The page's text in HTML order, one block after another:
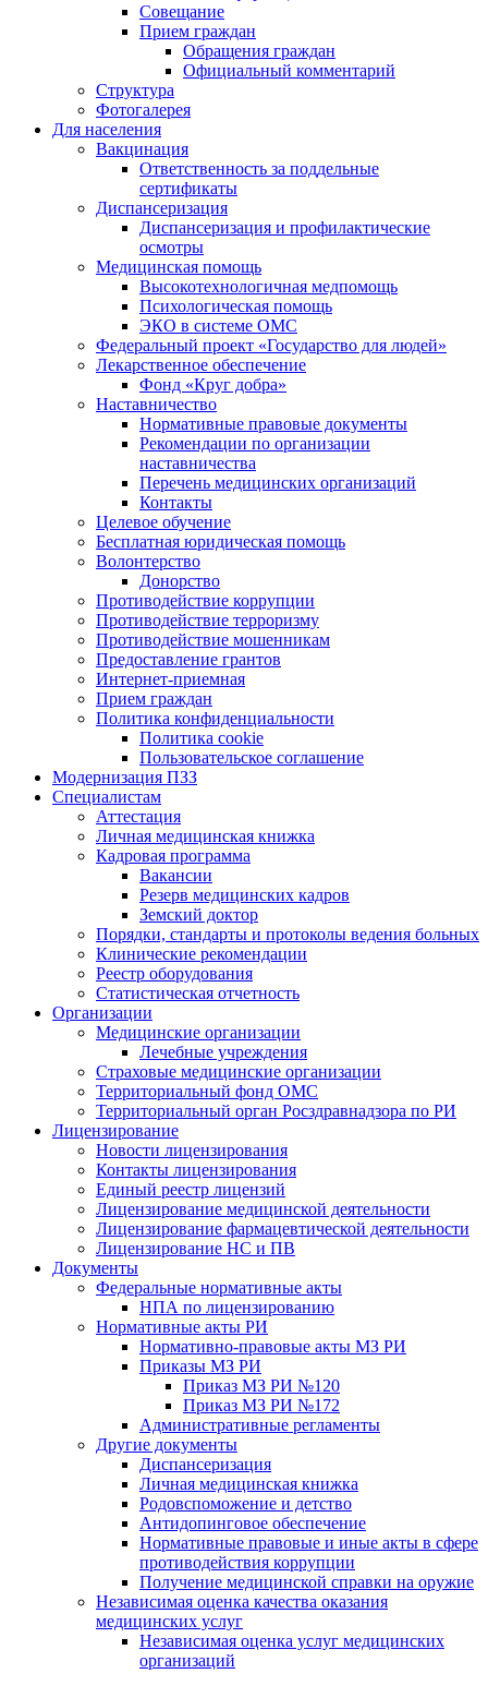
Совещание
Прием граждан
Обращения граждан
Официальный комментарий
Структура
Фотогалерея
Для населения
Вакцинация
Ответственность за поддельные
сертификаты
Диспансеризация
Диспансеризация и профилактические
осмотры
Медицинская помощь
Высокотехнологичная медпомощь
Психологическая помощь
ЭКО в системе ОМС
Федеральный проект «Государство для людей»
Лекарственное обеспечение
Фонд «Круг добра»
Наставничество
Нормативные правовые документы
Рекомендации по организации
наставничества
Перечень медицинских организаций
Контакты
Целевое обучение
Бесплатная юридическая помощь
Волонтерство
Донорство
Противодействие коррупции
Противодействие терроризму
Противодействие мошенникам
Предоставление грантов
Интернет-приемная
Прием граждан
Политика конфиденциальности
Политика cookie
Пользовательское соглашение
Модернизация ПЗЗ
Специалистам
Аттестация
Личная медицинская книжка
Кадровая программа
Вакансии
Резерв медицинских кадров
Земский доктор
Порядки, стандарты и протоколы ведения больных
Клинические рекомендации
Реестр оборудования
Статистическая отчетность
Организации
Медицинские организации
Лечебные учреждения
Страховые медицинские организации
Территориальный фонд ОМС
Территориальный орган Росздравнадзора по РИ
Лицензирование
Новости лицензирования
Контакты лицензирования
Единый реестр лицензий
Лицензирование медицинской деятельности
Лицензирование фармацевтической деятельности
Лицензирование НС и ПВ
Документы
Федеральные нормативные акты
НПА по лицензированию
Нормативные акты РИ
Нормативно-правовые акты МЗ РИ
Приказы МЗ РИ
Приказ МЗ РИ №120
Приказ МЗ РИ №172
Административные регламенты
Другие документы
Диспансеризация
Личная медицинская книжка
Родовспоможение и детство
Антидопинговое обеспечение
Нормативные правовые и иные акты в сфере
противодействия коррупции
Получение медицинской справки на оружие
Независимая оценка качества оказания
медицинских услуг
Независимая оценка услуг медицинскиx
организаций